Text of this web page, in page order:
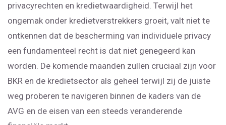
privacyrechten en kredietwaardigheid. Terwijl het
ongemak onder kredietverstrekkers groeit, valt niet te
ontkennen dat de bescherming van individuele privacy
een fundamenteel recht is dat niet genegeerd kan
worden. De komende maanden zullen cruciaal zijn voor
BKR en de kredietsector als geheel terwijl zij de juiste
weg proberen te navigeren binnen de kaders van de
AVG en de eisen van een steeds veranderende